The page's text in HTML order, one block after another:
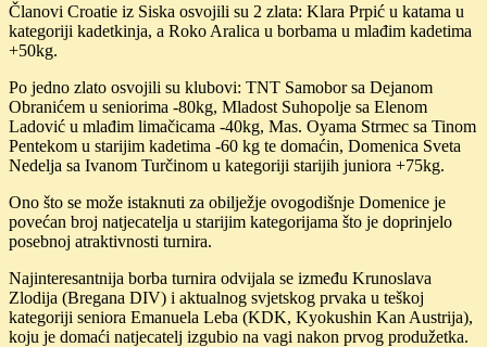
Članovi Croatie iz Siska osvojili su 2 zlata: Klara Prpić u katama u
kategoriji kadetkinja, a Roko Aralica u borbama u mlađim kadetima
+50kg.
Po jedno zlato osvojili su klubovi: TNT Samobor sa Dejanom
Obranićem u seniorima -80kg, Mladost Suhopolje sa Elenom
Ladović u mlađim limačicama -40kg, Mas. Oyama Strmec sa Tinom
Pentekom u starijim kadetima -60 kg te domaćin, Domenica Sveta
Nedelja sa Ivanom Turčinom u kategoriji starijih juniora +75kg.
Ono što se može istaknuti za obilježje ovogodišnje Domenice je
povećan broj natjecatelja u starijim kategorijama što je doprinjelo
posebnoj atraktivnosti turnira.
Najinteresantnija borba turnira odvijala se između Krunoslava
Zlodija (Bregana DIV) i aktualnog svjetskog prvaka u teškoj
kategoriji seniora Emanuela Leba (KDK, Kyokushin Kan Austrija),
koju je domaći natjecatelj izgubio na vagi nakon prvog produžetka.